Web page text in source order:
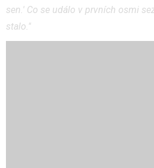
sen.' Co se událo v prvních osmi
stalo."